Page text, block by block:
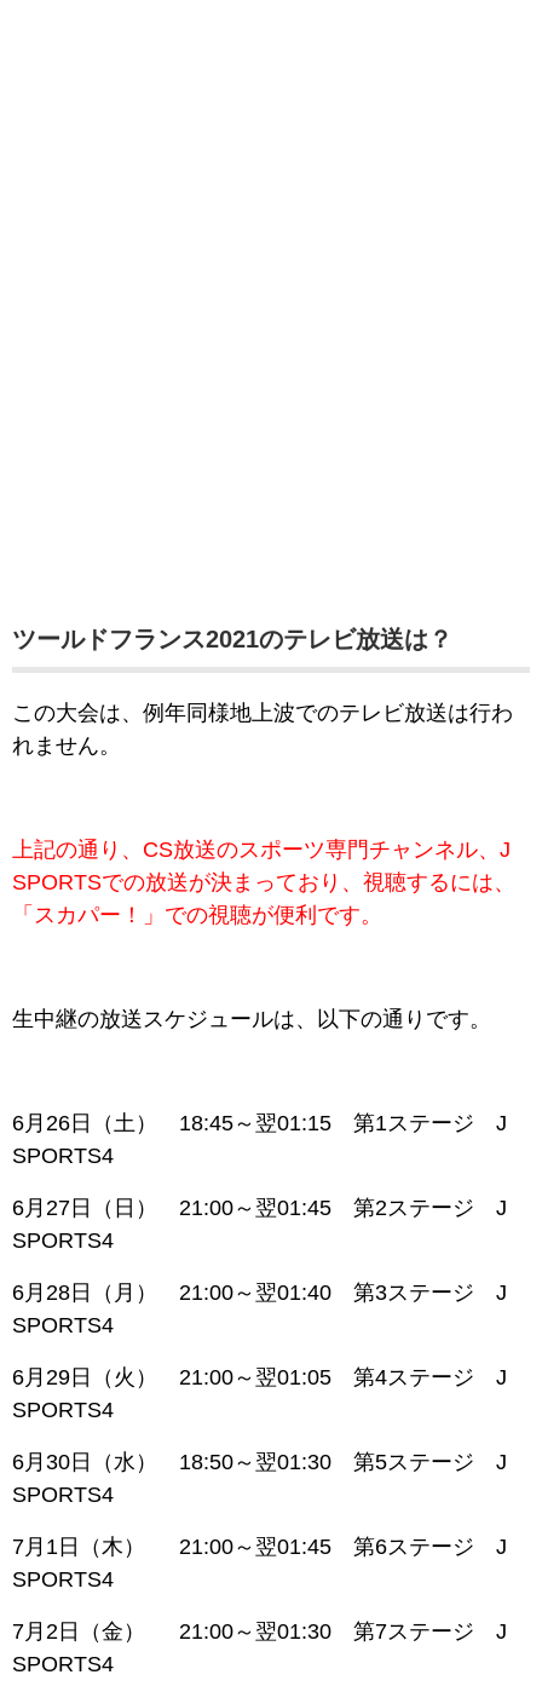
ツールドフランス2021のテレビ放送は？
この大会は、例年同様地上波でのテレビ放送は行わ
れません。
上記の通り、CS放送のスポーツ専門チャンネル、J
SPORTSでの放送が決まっており、視聴するには、
「スカパー！」での視聴が便利です。
生中継の放送スケジュールは、以下の通りです。
6月26日（土） 18:45～翌01:15 第1ステージ J
SPORTS4
6月27日（日） 21:00～翌01:45 第2ステージ J
SPORTS4
6月28日（月） 21:00～翌01:40 第3ステージ J
SPORTS4
6月29日（火） 21:00～翌01:05 第4ステージ J
SPORTS4
6月30日（水） 18:50～翌01:30 第5ステージ J
SPORTS4
7月1日（木） 21:00～翌01:45 第6ステージ J
SPORTS4
7月2日（金） 21:00～翌01:30 第7ステージ J
SPORTS4